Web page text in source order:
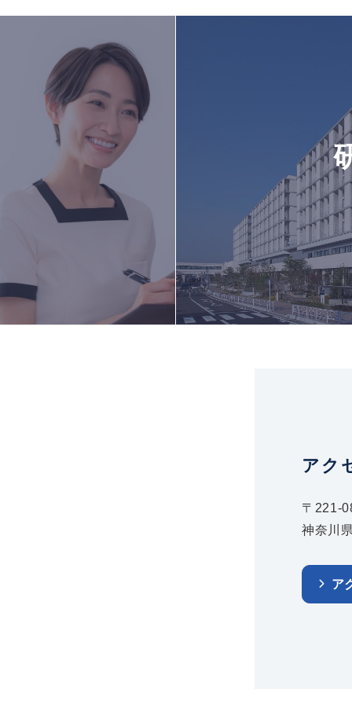
アク
〒221-
神奈川
ア